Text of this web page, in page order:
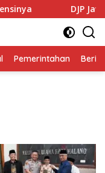
Timur Gandeng GP
Pemerintahan